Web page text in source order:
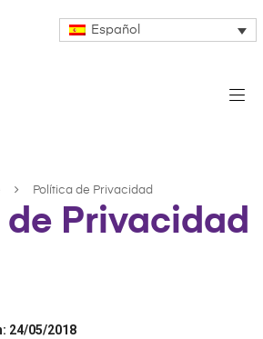
Español
Política de Privacidad
de Privacidad
24/05/2018